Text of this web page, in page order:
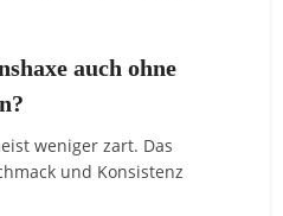
auch ohne
weniger zart. Das
und Konsistenz